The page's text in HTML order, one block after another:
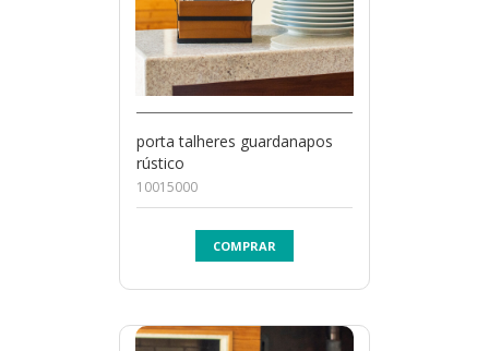
porta talheres guardanapos
rústico
10015000
COMPRAR